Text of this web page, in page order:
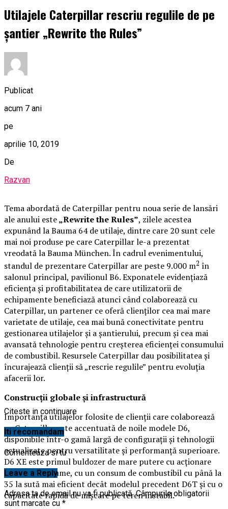
Utilajele Caterpillar rescriu regulile de pe
șantier „Rewrite the Rules”
Publicat
acum 7 ani
pe
aprilie 10, 2019
De
Razvan
Tema abordată de Caterpillar pentru noua serie de lansări
ale anului este„Rewrite the Rules”, zilele acestea
expunând la Bauma 64 de utilaje, dintre care 20 sunt cele
mai noi produse pe care Caterpillar le-a prezentat
vreodată la Bauma München. În cadrul evenimentului,
standul de prezentare Caterpillar are peste 9.000 m2 în
salonul principal, pavilionul B6. Exponatele evidențiază
eficiența și profitabilitatea de care utilizatorii de
echipamente beneficiază atunci când colaborează cu
Caterpillar, un partener ce oferă clienților cea mai mare
varietate de utilaje, cea mai bună conectivitate pentru
gestionarea utilajelor și a șantierului, precum și cea mai
avansată tehnologie pentru creșterea eficienței consumului
de combustibil. Resursele Caterpillar dau posibilitatea și
încurajează clienții să „rescrie regulile” pentru evoluția
afacerii lor.
Construcții globale și infrastructură
Importanța utilajelor folosite de clienții care colaborează
cu Caterpillar este accentuată de noile modele D6,
disponibile într-o gamă largă de configurații și tehnologii
actualizate pentru versatilitate și performanță superioare.
D6 XE este primul buldozer de mare putere cu acționare
electrică din lume, cu un consum de combustibil cu până la
35 la sută mai eficient decât modelul precedent D6T și cu o
capacitate rapidă de mișcare pe teren instabil.
Citeste in continuare
Iti recomandam
Comenteaza si tu
Leave a Reply
Adresa ta de email nu va fi publicată. Câmpurile obligatorii
sunt marcate cu *